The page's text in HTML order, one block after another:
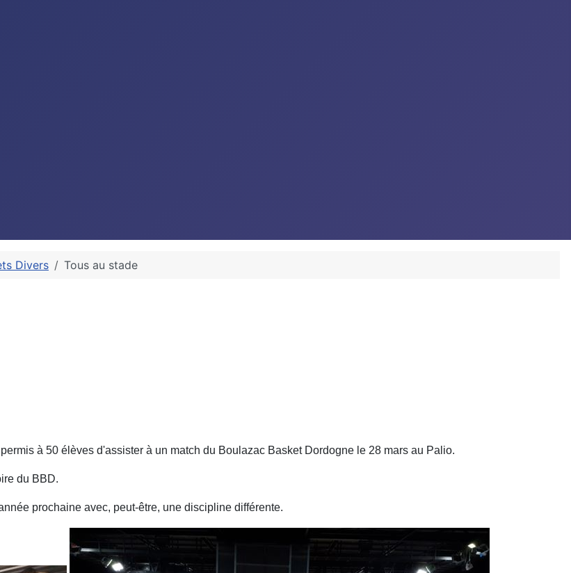
Divers Tous au stade
à 50 élèves d'assister à un match du Boulazac Basket Dordogne le 28 mars au Palio.
du BBD.
prochaine avec, peut-être, une discipline différente.